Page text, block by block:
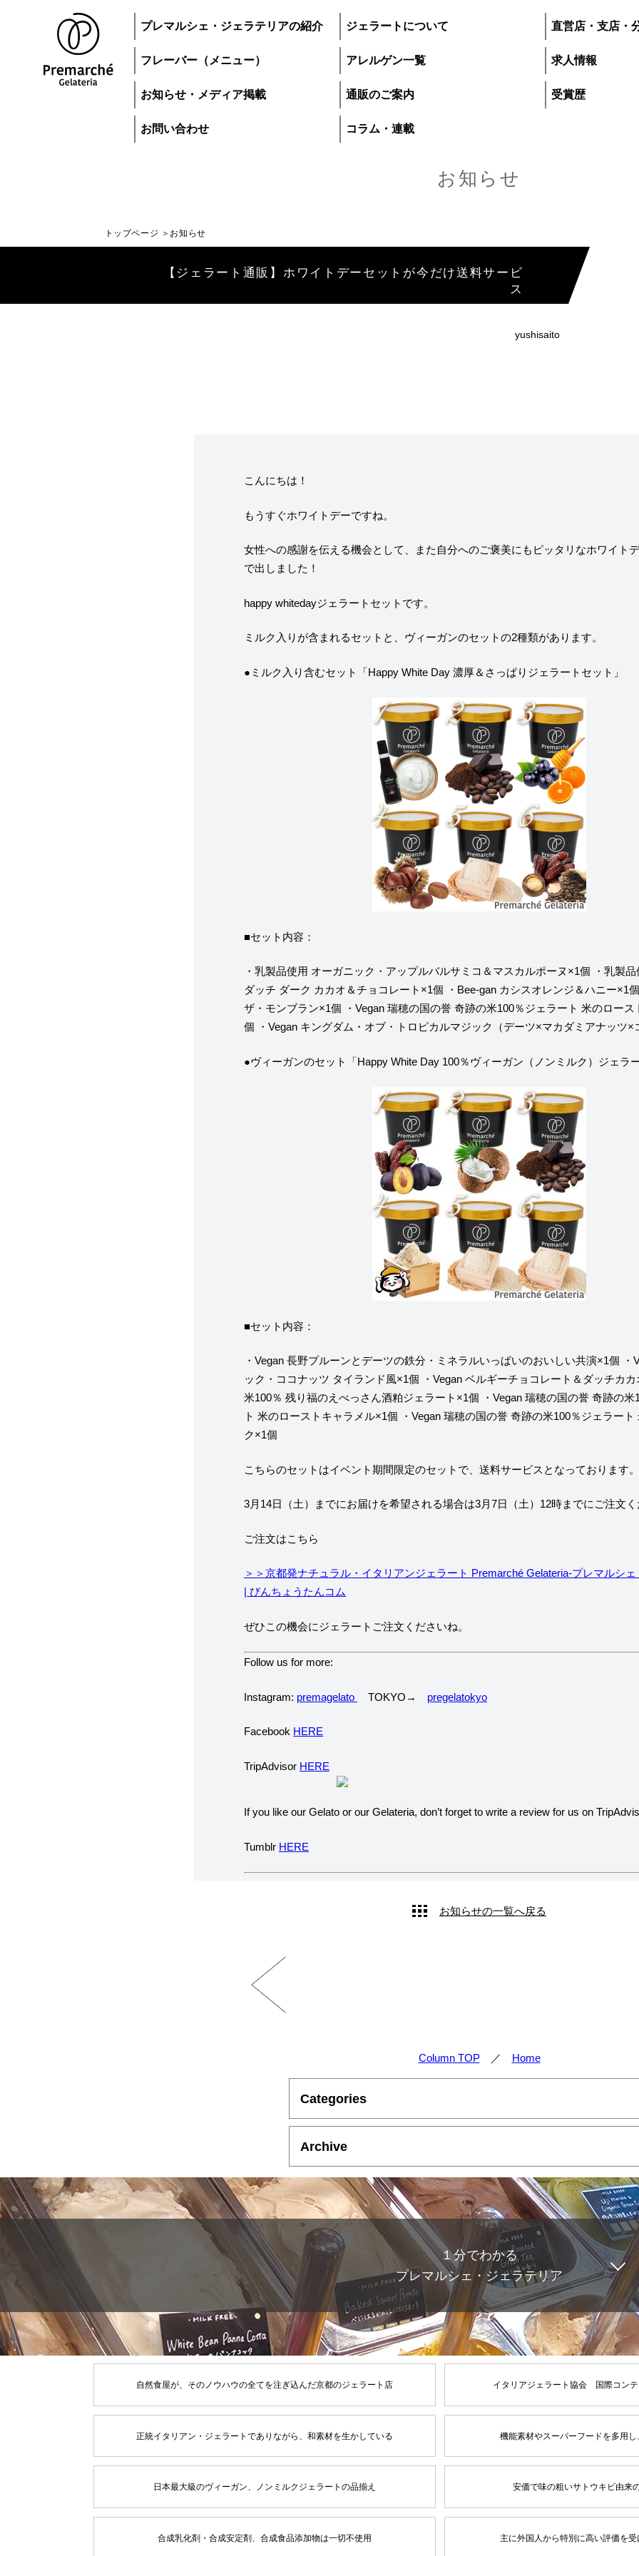
プレマルシェ・ジェラテリアの紹介 ジェラートについて 直営店・支店・
フレーバー（メニュー） アレルゲン一覧 求人情報
お知らせ・メディア掲載 通販のご案内 受賞歴
お問い合わせ コラム・連載
トップページ プレマルシェ・ジ
ジェラートについて 直営店・支店・分
なぜジェラート作りを始めたのか？ プレマルシェジェ
ヴィーガン・ジェラート・マエストロ® 中川
お知らせ
トップページ お知らせ
【ジェラート通販】ホワイトデーセットが今だけ送料サービ
ス
yushisaito
こんにちは！
もうすぐホワイトデーですね。
女性への感謝を伝える機会として、また自分へのご褒美にもピッタリなホワイト
で出しました！
happy whitedayジェラートセットです。
ミルク入りが含まれるセットと、ヴィーガンのセットの2種類があります。
●ミルク入り含むセット「Happy White Day 濃厚＆さっぱりジェラートセット」
■セット内容：
・乳製品使用 オーガニック・アップルバルサミコ＆マスカルポーヌ×1個 ・乳製
ダッチ ダーク カカオ＆チョコレート×1個 ・Bee-gan カシスオレンジ＆ハニー×1個
ザ・モンブラン×1個 ・Vegan 瑞穂の国の誉 奇跡の米100％ジェラート 米のロー
個 ・Vegan キングダム・オブ・トロピカルマジック（デーツ×マカダミアナッツ×
●ヴィーガンのセット「Happy White Day 100％ヴィーガン（ノンミルク）ジェラ
■セット内容：
・Vegan 長野プルーンとデーツの鉄分・ミネラルいっぱいのおいしい共演×1個 ・
ック・ココナッツ タイランド風×1個 ・Vegan ベルギーチョコレート＆ダッチカ
米100％ 残り福のえべっさん酒粕ジェラート×1個 ・Vegan 瑞穂の国の誉 奇跡の
ト 米のローストキャラメル×1個 ・Vegan 瑞穂の国の誉 奇跡の米100％ジェラー
ク×1個
こちらのセットはイベント期間限定のセットで、送料サービスとなっております。
3月14日（土）までにお届けを希望される場合は3月7日（土）12時までにご注文
ご注文はこちら
＞＞京都発ナチュラル・イタリアンジェラート Premarché Gelateria-プレマルシ
| びんちょうたんコム
ぜひこの機会にジェラートご注文くださいね。
Follow us for more:
Instagram: premagelato TOKYO→ pregelatokyo
Facebook HERE
TripAdvisor HERE
If you like our Gelato or our Gelateria, don’t forget to write a review for us on
Tumblr HERE
お知らせの一覧へ戻る
Column TOP／ Home
Categories
Archive
１分でわかる
プレマルシェ・ジェラテリア
自然食屋が、そのノウハウの全てを注ぎ込んだ京都のジェラート店 イタリアジェラート協会 国際コン
正統イタリアン・ジェラートでありながら、和素材を生かしている 機能素材やスーパーフードを多用
日本最大級のヴィーガン、ノンミルクジェラートの品揃え 安価で味の粗いサトウキビ由来
合成乳化剤・合成安定剤、合成食品添加物は一切不使用 主に外国人から特別に高い評価を